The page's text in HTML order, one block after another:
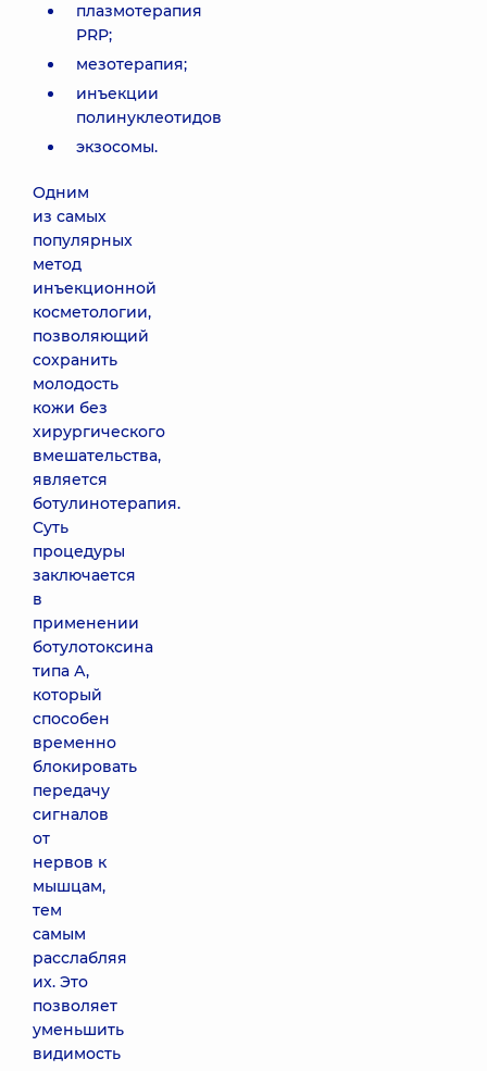
Контурная
анатомической
области (1
шприц)
Контурная
реконструкция
анатомической
области (1
шприц)
Radiesse +
24120 грн
Контурная
реконструкция
анатомической
области (1
шприц) Teosyal
Puresense
20050 грн
Контурная
реконструкция
анатомической
области (1
шприц) Teosyal
Puresense
ultradeep
20050 грн
реконструкция
анатомической
области (1
RHA 1
17320 грн
Контурная
реконструкция
плазмотерапия
PRP;
мезотерапия;
инъекции
полинуклеотидов
экзосомы.
Одним
из самых
популярных
метод
инъекционной
косметологии,
позволяющий
сохранить
молодость
кожи без
хирургического
вмешательства,
является
ботулинотерапия.
Суть
процедуры
заключается
в
применении
ботулотоксина
типа А,
который
способен
временно
блокировать
передачу
сигналов
от
нервов к
мышцам,
тем
самым
расслабляя
их. Это
позволяет
уменьшить
видимость